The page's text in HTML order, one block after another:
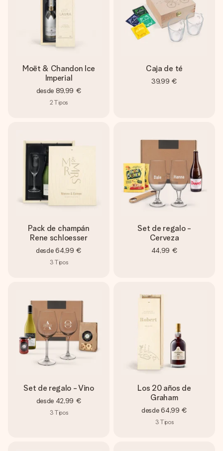
Moët & Chandon Ice
Imperial
desde 89,99 €
2 Tipos
Caja de té
39,99 €
Pack de champán
Rene schloesser
desde 64,99 €
3 Tipos
Set de regalo -
Cerveza
44,99 €
Set de regalo - Vino
desde 42,99 €
3 Tipos
Los 20 años de
Graham
desde 64,99 €
3 Tipos